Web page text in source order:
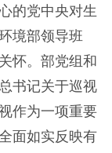
的党中央对生
境部领导班
怀。部党组和
书记关于巡视
作为一项重要
面如实反映有